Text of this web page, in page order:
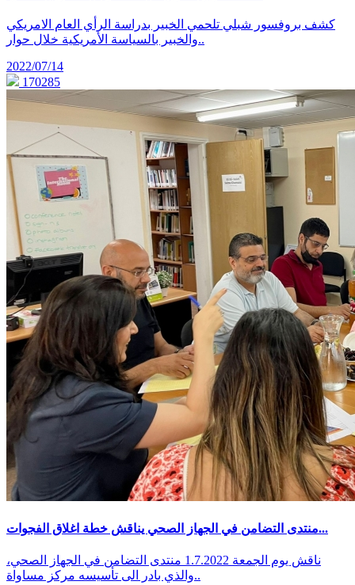
كشف بروفسور شبلي تلحمي الخبير بدراسة الرأي العام الامريكي
والخبير بالسياسة الأمريكية خلال حوار..
2022/07/14
170285
منتدى التضامن في الجهاز الصحي يناقش خطة اغلاق الفجوات...
ناقش يوم الجمعة 1.7.2022 منتدى التضامن في الجهاز الصحي،
والذي بادر الى تأسيسه مركز مساواة..